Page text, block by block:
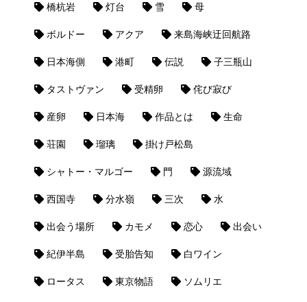
橋杭岩 灯台 雪 母
ボルドー アクア 来島海峡迂回航路
日本海側 港町 伝説 子三瓶山
タストヴァン 受精卵 侘び寂び
産卵 日本海 作品とは 生命
荘園 瑠璃 掛け戸松島
シャトー・マルゴー 門 源流域
西国寺 分水嶺 三次 水
出会う場所 カモメ 恋心 出会い
紀伊半島 受胎告知 白ワイン
ロータス 東京物語 ソムリエ